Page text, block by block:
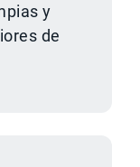
y
de